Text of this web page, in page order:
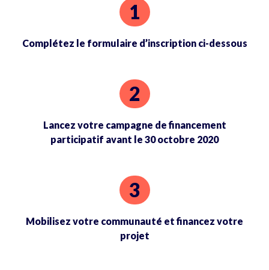
Complétez le formulaire d’inscription ci-dessous
Lancez votre campagne de financement
participatif avant le 30 octobre 2020
Mobilisez votre communauté et financez votre
projet